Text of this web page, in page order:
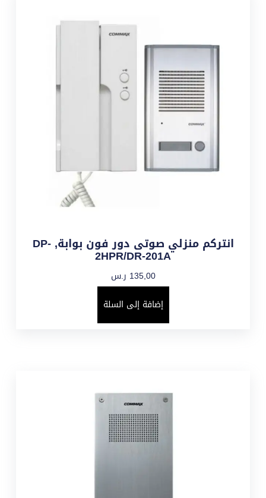
انتركم منزلي صوتى دور فون بوابة, DP-
2HPR/DR-201A
135,00 ر.س
إضافة إلى السلة